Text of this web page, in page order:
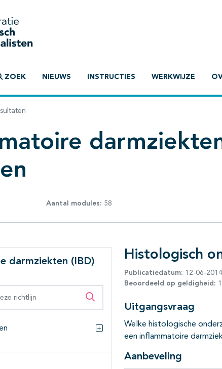
ZOEK NIEUWS INSTRUCTIES WERKWIJZE
Aantal modules: 58
darmziekten (IBD)
Zoeken binnen deze richtlijn
Alles openklappen
Histologisch
Publicatiedatum: 12-06-2014
Beoordeeld op geldigheid:
Uitgangsvraag
Welke histologische
een inflammatoire
Aanbeveling